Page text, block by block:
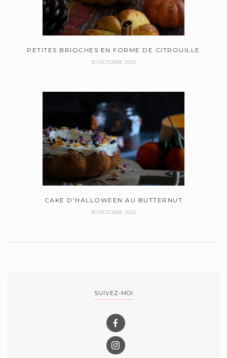
PETITES BRIOCHES EN FORME DE CITROUILLE
30 OCTOBRE 2025
CAKE D’HALLOWEEN AU BUTTERNUT
30 OCTOBRE 2025
SUIVEZ-MOI